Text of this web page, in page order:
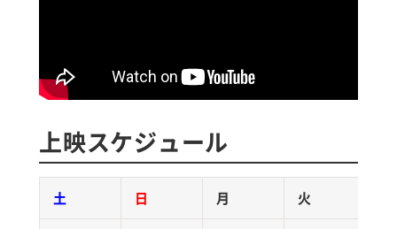
上映スケジュール
土 日 月 火